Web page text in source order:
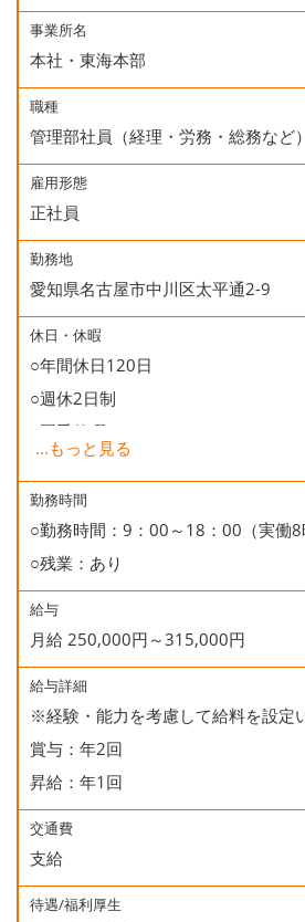
事業所名
本社・東海本部
職種
管理部社員（経理・労務・総務など）
雇用形態
正社員
勤務地
愛知県名古屋市中川区太平通2-9
休日・休暇
○年間休日120日
○週休2日制
○夏季休暇
○年末年始休暇
○慶弔休暇
○有給休暇
○誕生日休暇
...もっと見る
勤務時間
○勤務時間：9：00～18：00（実働8
○残業：あり
給与
月給 250,000円～315,000円
給与詳細
※経験・能力を考慮して給料を設定
賞与：年2回
昇給：年1回
交通費
支給
待遇/福利厚生